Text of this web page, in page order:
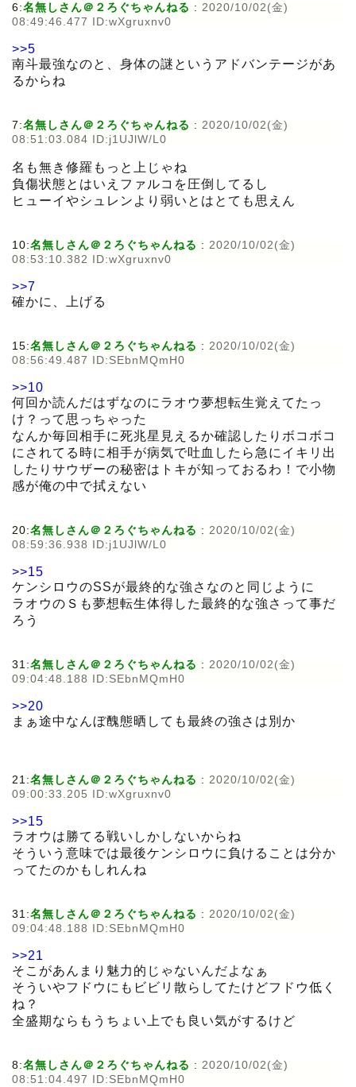
6:名無しさん＠２ろぐちゃんねる : 2020/10/02(金)
08:49:46.477 ID:wXgruxnv0
>>5
南斗最強なのと、身体の謎というアドバンテージがあ
るからね
7:名無しさん＠２ろぐちゃんねる : 2020/10/02(金)
08:51:03.084 ID:j1UJlW/L0
名も無き修羅もっと上じゃね
負傷状態とはいえファルコを圧倒してるし
ヒューイやシュレンより弱いとはとても思えん
10:名無しさん＠２ろぐちゃんねる : 2020/10/02(金)
08:53:10.382 ID:wXgruxnv0
>>7
確かに、上げる
15:名無しさん＠２ろぐちゃんねる : 2020/10/02(金)
08:56:49.487 ID:SEbnMQmH0
>>10
何回か読んだはずなのにラオウ夢想転生覚えてたっ
け？って思っちゃった
なんか毎回相手に死兆星見えるか確認したりボコボコ
にされてる時に相手が病気で吐血したら急にイキリ出
したりサウザーの秘密はトキが知っておるわ！で小物
感が俺の中で拭えない
20:名無しさん＠２ろぐちゃんねる : 2020/10/02(金)
08:59:36.938 ID:j1UJlW/L0
>>15
ケンシロウのSSが最終的な強さなのと同じように
ラオウのＳも夢想転生体得した最終的な強さって事だ
ろう
31:名無しさん＠２ろぐちゃんねる : 2020/10/02(金)
09:04:48.188 ID:SEbnMQmH0
>>20
まぁ途中なんぼ醜態晒しても最終の強さは別か
21:名無しさん＠２ろぐちゃんねる : 2020/10/02(金)
09:00:33.205 ID:wXgruxnv0
>>15
ラオウは勝てる戦いしかしないからね
そういう意味では最後ケンシロウに負けることは分か
ってたのかもしれんね
31:名無しさん＠２ろぐちゃんねる : 2020/10/02(金)
09:04:48.188 ID:SEbnMQmH0
>>21
そこがあんまり魅力的じゃないんだよなぁ
そういやフドウにもビビリ散らしてたけどフドウ低く
ね？
全盛期ならもうちょい上でも良い気がするけど
8:名無しさん＠２ろぐちゃんねる : 2020/10/02(金)
08:51:04.497 ID:SEbnMQmH0